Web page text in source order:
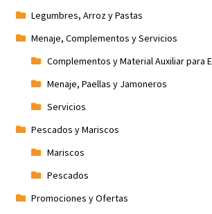
Legumbres, Arroz y Pastas
Menaje, Complementos y Servicios
Complementos y Material Auxiliar para
Menaje, Paellas y Jamoneros
Servicios
Pescados y Mariscos
Mariscos
Pescados
Promociones y Ofertas